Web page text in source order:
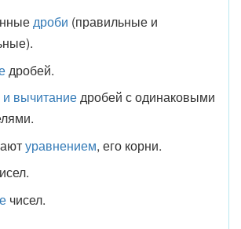
дроби (правильные и
дробей.
вычитаниедробей с одинаковыми
уравнением, его корни.
чисел.